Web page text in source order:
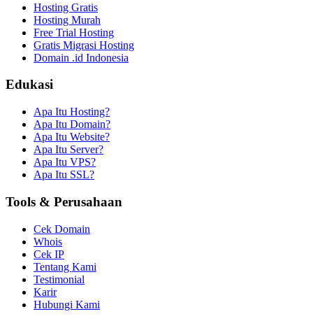
Hosting Gratis
Hosting Murah
Free Trial Hosting
Gratis Migrasi Hosting
Domain .id Indonesia
Edukasi
Apa Itu Hosting?
Apa Itu Domain?
Apa Itu Website?
Apa Itu Server?
Apa Itu VPS?
Apa Itu SSL?
Tools & Perusahaan
Cek Domain
Whois
Cek IP
Tentang Kami
Testimonial
Karir
Hubungi Kami